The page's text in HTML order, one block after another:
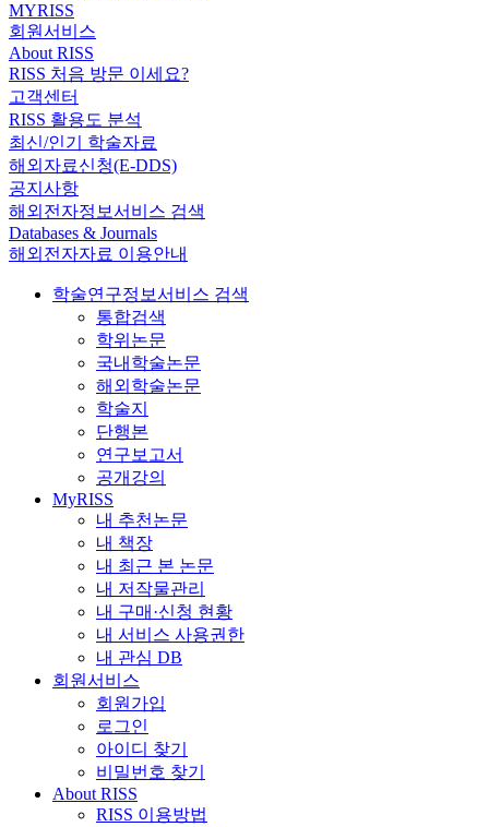
MYRISS
회원서비스
About RISS
RISS 처음 방문 이세요?
고객센터
RISS 활용도 분석
최신/인기 학술자료
해외자료신청(E-DDS)
공지사항
해외전자정보서비스 검색
Databases & Journals
해외전자자료 이용안내
학술연구정보서비스 검색
통합검색
학위논문
국내학술논문
해외학술논문
학술지
단행본
연구보고서
공개강의
MyRISS
내 추천논문
내 책장
내 최근 본 논문
내 저작물관리
내 구매·신청 현황
내 서비스 사용권한
내 관심 DB
회원서비스
회원가입
로그인
아이디 찾기
비밀번호 찾기
About RISS
RISS 이용방법